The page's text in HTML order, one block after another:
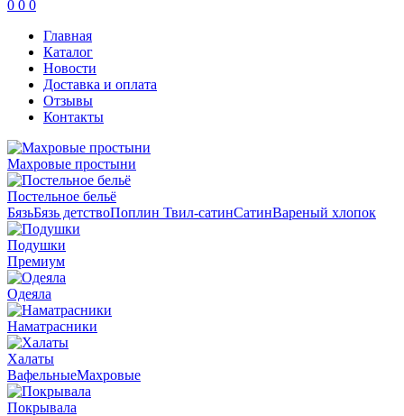
0 0 0
Главная
Каталог
Новости
Доставка и оплата
Отзывы
Контакты
Махровые простыни
Постельное бельё
БязьБязь детствоПоплин Твил-сатинСатинВареный хлопок
Подушки
Премиум
Одеяла
Наматрасники
Халаты
ВафельныеМахровые
Покрывала